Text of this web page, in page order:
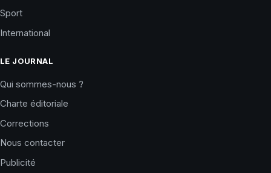
Sport
International
LE JOURNAL
Qui sommes-nous ?
Charte éditoriale
Corrections
Nous contacter
Publicité